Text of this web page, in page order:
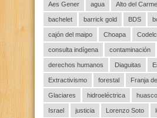
Aes Gener agua Alto del
bachelet barrick gold BDS
cajón del maipo Choapa
consulta indígena contaminación
derechos humanos Diaguitas
Extractivismo forestal Franja
Glaciares hidroeléctrica huasco
Israel justicia Lorenzo Soto